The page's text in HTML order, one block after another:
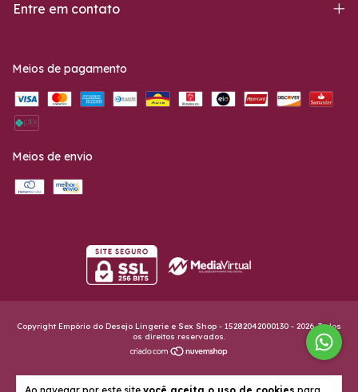
Entre em contato
Meios de pagamento
Meios de envio
Copyright Empório do Desejo Lingerie e Sex Shop - 15282042000130 - 2026. Todos
os direitos reservados.